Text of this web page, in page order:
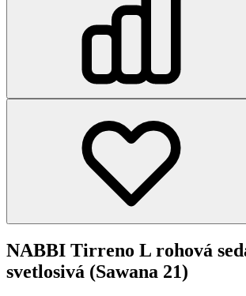
NABBI Tirreno L rohová
svetlosivá (Sawana 21)